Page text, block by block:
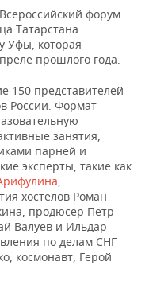
форум
Татарстана
Уфы, которая
прошлого года.
150 представителей
России. Формат
занятия,
парней и
эксперты, такие как
,
хостелов Роман
продюсер Петр
Валуев и Ильдар
по делам СНГ
космонавт, Герой